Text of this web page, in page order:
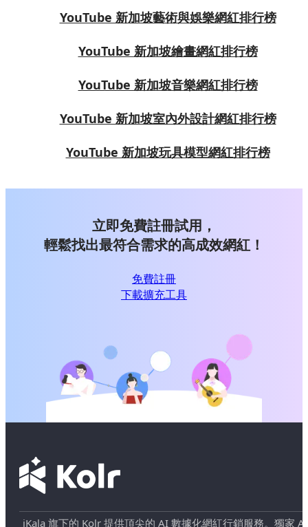
YouTube 新加坡藝術與娛樂網紅排行榜
YouTube 新加坡繪畫網紅排行榜
YouTube 新加坡音樂網紅排行榜
YouTube 新加坡室內外設計網紅排行榜
YouTube 新加坡玩具模型網紅排行榜
立即免費註冊試用，
輕鬆找出最符合需求的高成效網紅！
免費註冊
下載擴充工具
iKala 旗下的 Kolr 提供頂尖的 AI 數據化網紅行銷服務。獨家 AI